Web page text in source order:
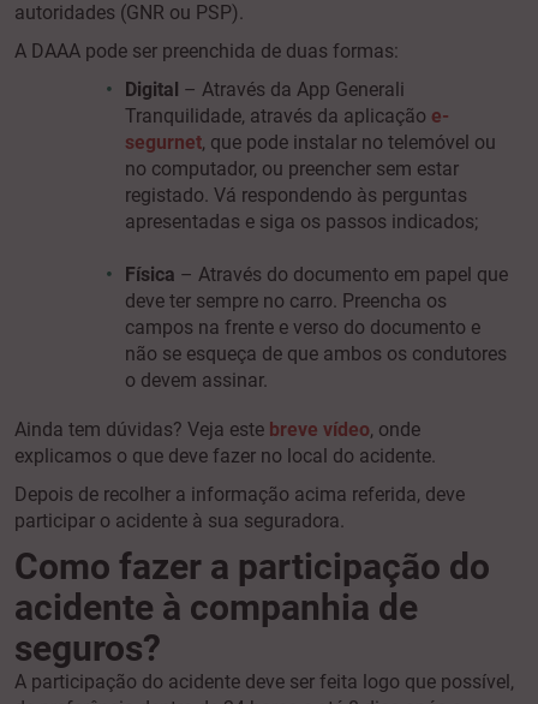
autoridades (GNR ou PSP).
A DAAA pode ser preenchida de duas formas:
Digital – Através da App Generali
Tranquilidade, através da aplicação e-
segurnet, que pode instalar no telemóvel ou
no computador, ou preencher sem estar
registado. Vá respondendo às perguntas
apresentadas e siga os passos indicados;
Física – Através do documento em papel que
deve ter sempre no carro. Preencha os
campos na frente e verso do documento e
não se esqueça de que ambos os condutores
o devem assinar.
Ainda tem dúvidas? Veja este breve vídeo, onde
explicamos o que deve fazer no local do acidente.
Depois de recolher a informação acima referida, deve
participar o acidente à sua seguradora.
Como fazer a participação do
acidente à companhia de
seguros?
A participação do acidente deve ser feita logo que possível,